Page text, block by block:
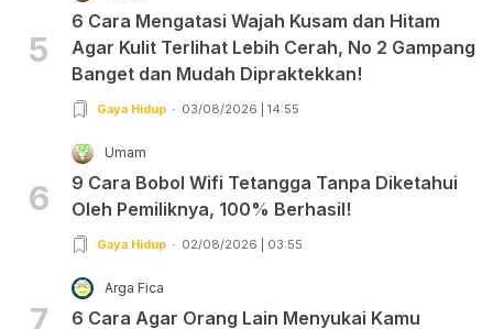
5
6 Cara Mengatasi Wajah Kusam dan Hitam
Agar Kulit Terlihat Lebih Cerah, No 2 Gampang
Banget dan Mudah Dipraktekkan!
Gaya Hidup 03/08/2026 | 14:55
6
Umam
9 Cara Bobol Wifi Tetangga Tanpa Diketahui
Oleh Pemiliknya, 100% Berhasil!
Gaya Hidup 02/08/2026 | 03:55
7
Arga Fica
6 Cara Agar Orang Lain Menyukai Kamu